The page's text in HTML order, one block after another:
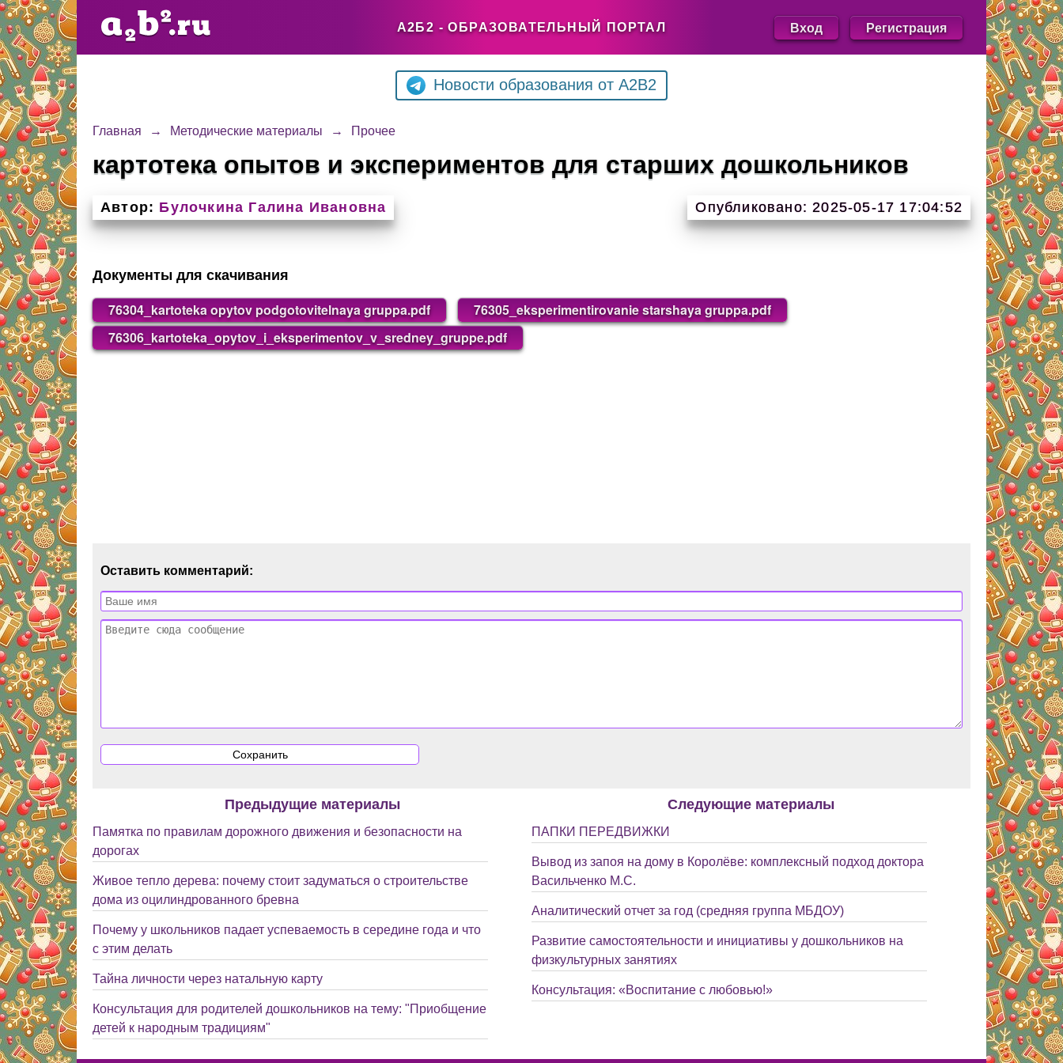
А2Б2 - ОБРАЗОВАТЕЛЬНЫЙ ПОРТАЛ Вход Регистрация
Новости образования от A2B2
Главная → Методические материалы → Прочее
картотека опытов и экспериментов для старших дошкольников
Автор: Булочкина Галина Ивановна Опубликовано: 2025-05-17 17:04:52
Документы для скачивания
76304_kartoteka opytov podgotovitelnaya gruppa.pdf
76305_eksperimentirovanie starshaya gruppa.pdf
76306_kartoteka_opytov_i_eksperimentov_v_sredney_gruppe.pdf
Оставить комментарий:
Предыдущие материалы
Памятка по правилам дорожного движения и безопасности на
дорогах
Живое тепло дерева: почему стоит задуматься о строительстве
дома из оцилиндрованного бревна
Почему у школьников падает успеваемость в середине года и что
с этим делать
Тайна личности через натальную карту
Консультация для родителей дошкольников на тему: "Приобщение
детей к народным традициям"
Следующие материалы
ПАПКИ ПЕРЕДВИЖКИ
Вывод из запоя на дому в Королёве: комплексный подход доктора
Васильченко М.С.
Аналитический отчет за год (средняя группа МБДОУ)
Развитие самостоятельности и инициативы у дошкольников на
физкультурных занятиях
Консультация: «Воспитание с любовью!»